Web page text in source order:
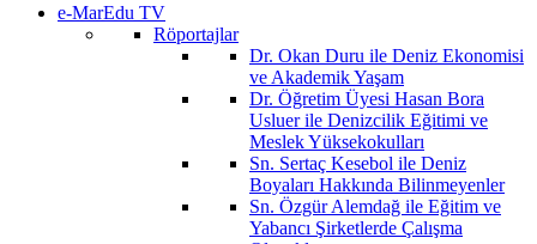
e-MarEdu TV
Röportajlar
Dr. Okan Duru ile Deniz Ekonomisi
ve Akademik Yaşam
Dr. Öğretim Üyesi Hasan Bora
Usluer ile Denizcilik Eğitimi ve
Meslek Yüksekokulları
Sn. Sertaç Kesebol ile Deniz
Boyaları Hakkında Bilinmeyenler
Sn. Özgür Alemdağ ile Eğitim ve
Yabancı Şirketlerde Çalışma